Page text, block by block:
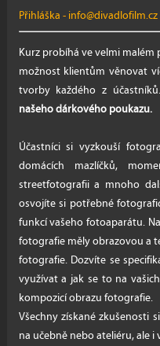
Přihláška-info@divadlofilm.cz
Kurz probíhá ve velmi
možnost klientům věnovat
tvorby každého z
našeho dárkového poukazu.
Účastníci si vyzkouší
domácích mazlíčků,
streetfotografii a mnoho
osvojíte si potřebné
funkcí vašeho fotoaparátu.
fotografie měly obrazovou a
fotografie. Dozvíte se
využívat a jak se to na
kompozicí obrazu fotografie.
Všechny získané zkušenosti
na učebně nebo ateliéru, ale